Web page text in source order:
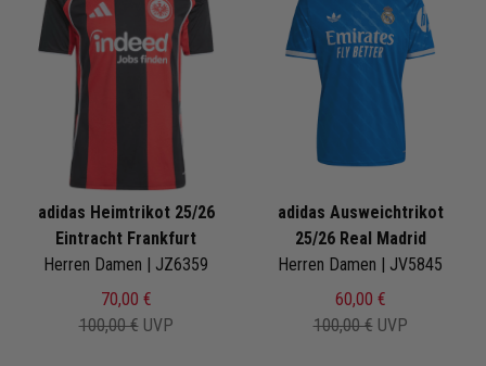
adidas Heimtrikot 25/26
Eintracht Frankfurt
Herren Damen | JZ6359
70,00 €
100,00 € UVP
adidas Ausweichtrikot
25/26 Real Madrid
Herren Damen | JV5845
60,00 €
100,00 € UVP